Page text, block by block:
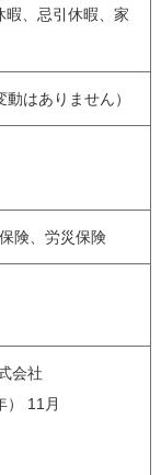
暇、忌引休暇、家
はありません）
険、労災保険
会社
） 11月